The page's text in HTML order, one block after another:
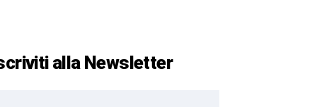
alla Newsletter